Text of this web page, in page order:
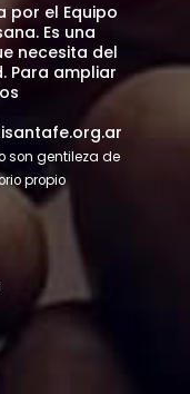
por el Equipo
Es una
necesita del
Para ampliar
son gentileza de
propio